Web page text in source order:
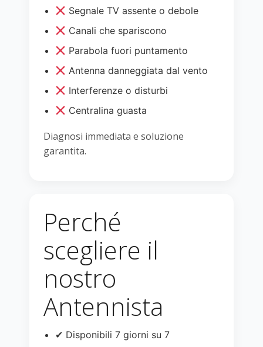
Segnale TV assente o debole
Canali che spariscono
Parabola fuori puntamento
Antenna danneggiata dal vento
Interferenze o disturbi
Centralina guasta
Diagnosi immediata e soluzione
garantita.
Perché
scegliere il
nostro
Antennista
✔ Disponibili 7 giorni su 7